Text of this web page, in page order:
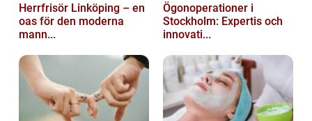
Herrfrisör Linköping – en
oas för den moderna
mann...
Ögonoperationer i
Stockholm: Expertis och
innovati...